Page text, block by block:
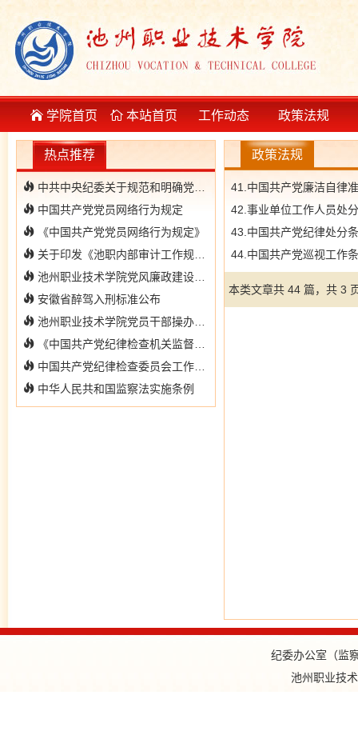
学院首页 本站首页 工作动态 政策法规
热点推荐
中共中央纪委关于规范和明确党员受留党察看处分期满后恢复党员权利等工作程序的通知
中国共产党党员网络行为规定
《中国共产党党员网络行为规定》
关于印发《池职内部审计工作规定（修订》的通知
池州职业技术学院党风廉政建设责任制考核办法（试行）
安徽省醉驾入刑标准公布
池州职业技术学院党员干部操办婚丧喜庆事宜若干规定
《中国共产党纪律检查机关监督执纪工作规则》
中国共产党纪律检查委员会工作条例
中华人民共和国监察法实施条例
政策法规
41.中国共产党廉洁自律
42.事业单位工作人员处
43.中国共产党纪律处分
44.中国共产党巡视工作
本类文章共 44 篇，共 3
纪委办公室（监
池州职业技